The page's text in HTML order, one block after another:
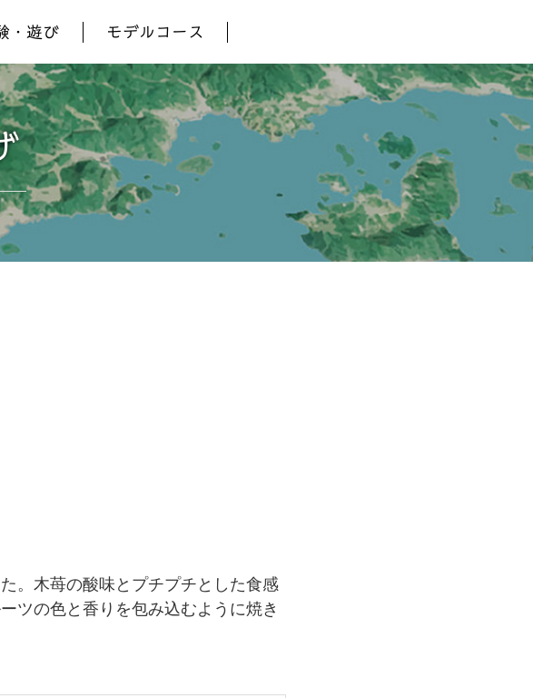
・遊び モデルコース
。木苺の酸味とプチプチとした食感
ツの色と香りを包み込むように焼き